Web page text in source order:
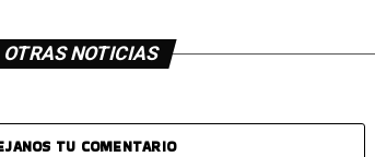
OTRAS NOTICIAS
TU COMENTARIO